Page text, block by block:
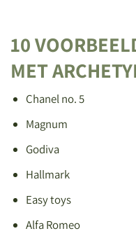
10
MET
Chanel no. 5
Magnum
Godiva
Hallmark
Easy toys
Alfa Romeo